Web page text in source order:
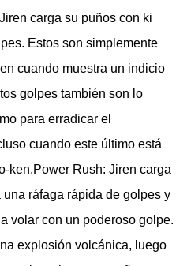
carga su puños con ki
Estos son simplemente
cuando muestra un indicio
golpes también son lo
para erradicar el
cuando este último está
ken.Power Rush: Jiren carga
ráfaga rápida de golpes y
volar con un poderoso golpe.
explosión volcánica, luego